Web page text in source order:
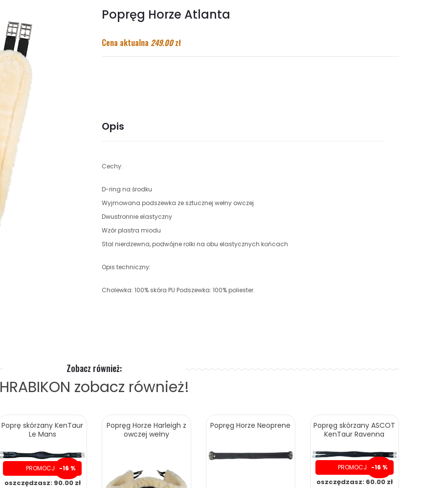
Popręg Horze Atlanta
Cena aktualna 249.00zł
Opis
Cechy:
D-ring na środku
Wyjmowana podszewka ze sztucznej wełny owczej
Dwustronnie elastyczny
Wzór plastra miodu
Stal nierdzewna, podwójne rolki na obu elastycznych końcach
Opis techniczny:
Cholewka: 100% skóra PU Podszewka: 100% poliester.
Zobacz również:
HRABIKON zobacz również!
Poprę skórzany KenTaur
Le Mans
PROMOCJA -16 %
oszczędzasz: 90.00 zł
Popręg Horze Harleigh z
owczej wełny
Popręg Horze Neoprene
Popręg skórzany ASCOT
KenTaur Ravenna
PROMOCJA -16 %
oszczędzasz: 60.00 zł